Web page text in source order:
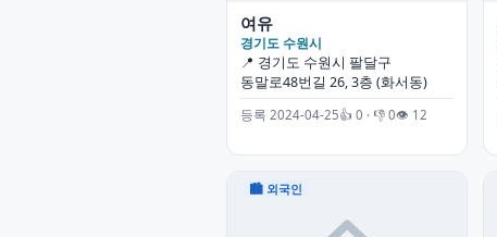
여유
경기도 수원시
📍 경기도 수원시 팔달구
동말로48번길 26, 3층 (화서동)
등록 2024-04-25👍 0 · 👎 0👁 12
🏙 외국인